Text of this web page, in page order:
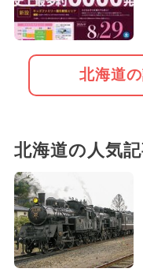
北海道
北海道の人気